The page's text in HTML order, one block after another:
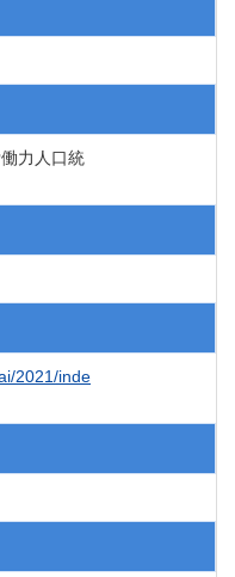
力人口統
2021/inde